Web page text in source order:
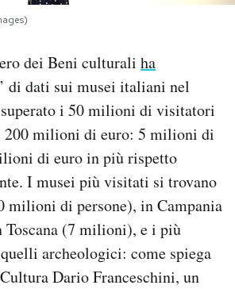
dei Beni culturali ha
di dati sui musei italiani nel
superato i 50 milioni di visitatori
200 milioni di euro: 5 milioni di
di euro in più rispetto
I musei più visitati si trovano
milioni di persone), in Campania
(7 milioni), e i più
archeologici: come spiega
Dario Franceschini, un